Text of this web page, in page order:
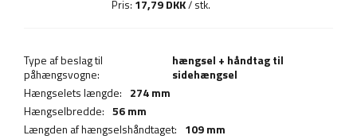
Pris: 17,79 DKK/ stk.
Type af beslag til
påhængsvogne:
hængsel + håndtag til
sidehængsel
Hængselets længde: 274 mm
Hængselbredde: 56 mm
Længden af hængselshåndtaget: 109 mm